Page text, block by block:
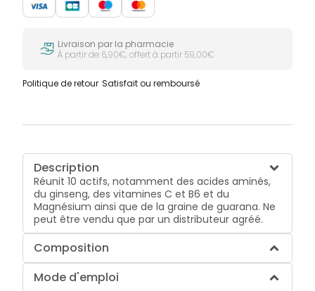
Livraison par la pharmacie
À partir de 6,90€, offert à partir 59,00€
Politique de retour Satisfait ou remboursé
Description
Réunit 10 actifs, notamment des acides aminés,
du ginseng, des vitamines C et B6 et du
Magnésium ainsi que de la graine de guarana. Ne
peut être vendu que par un distributeur agréé.
Composition
Mode d'emploi